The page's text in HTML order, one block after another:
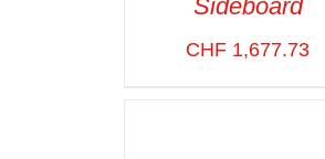
VOIR LES
DÉTAILS
Sideboard
CHF 1,677.73